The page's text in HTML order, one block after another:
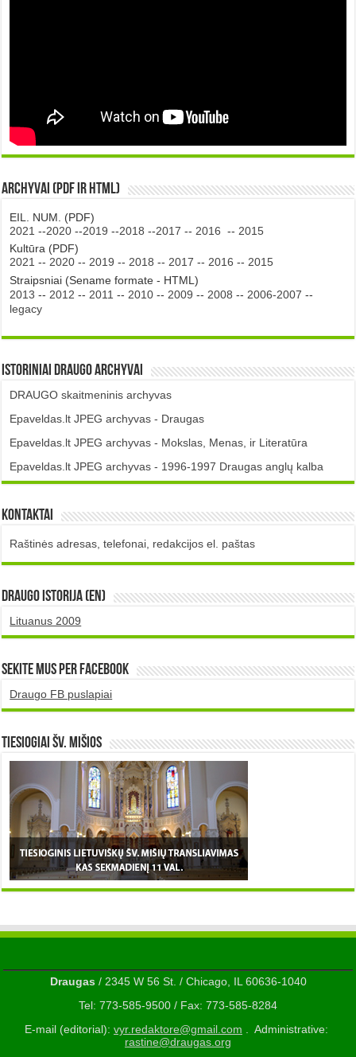
Archyvai (PDF ir HTML)
EIL. NUM. (PDF)
2021 --2020 --2019 --2018 --2017 -- 2016 -- 2015
Kultūra (PDF)
2021 -- 2020 -- 2019 -- 2018 -- 2017 -- 2016 -- 2015
Straipsniai (Sename formate - HTML)
2013 -- 2012 -- 2011 -- 2010 -- 2009 -- 2008 -- 2006-2007 --
legacy
Istoriniai DRAUGO Archyvai
DRAUGO skaitmeninis archyvas
Epaveldas.lt JPEG archyvas - Draugas
Epaveldas.lt JPEG archyvas - Mokslas, Menas, ir Literatūra
Epaveldas.lt JPEG archyvas - 1996-1997 Draugas anglų kalba
Kontaktai
Raštinės adresas, telefonai, redakcijos el. paštas
DRAUGO istorija (EN)
Lituanus 2009
Sekite mus per Facebook
Draugo FB puslapiai
TIESIOGIAI šv. MIŠIOS
Draugas/ 2345 W 56 St. / Chicago, IL 60636-1040
Tel: 773-585-9500 / Fax: 773-585-8284
E-mail (editorial): vyr.redaktore@gmail.com . Administrative:
rastine@draugas.org